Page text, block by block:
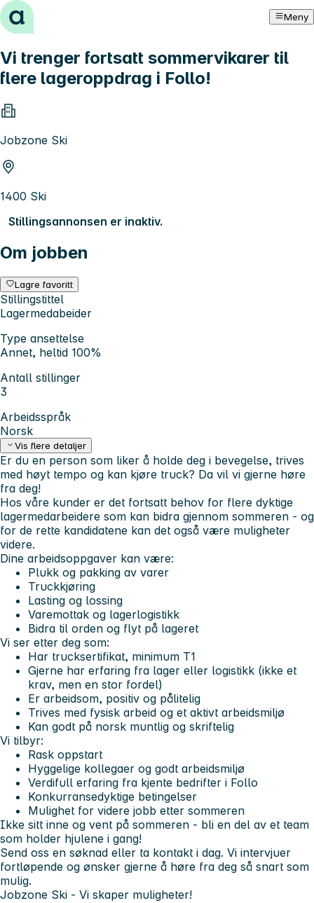
Hopp til innhold Meny
Vi trenger fortsatt sommervikarer til
flere lageroppdrag i Follo!
Jobzone Ski
1400 Ski
Stillingsannonsen er inaktiv.
Om jobben
Lagre favoritt
Stillingstittel
Lagermedabeider
Type ansettelse
Annet, heltid 100%
Antall stillinger
3
Arbeidsspråk
Norsk
Vis flere detaljer
Er du en person som liker å holde deg i bevegelse, trives
med høyt tempo og kan kjøre truck? Da vil vi gjerne høre
fra deg!
Hos våre kunder er det fortsatt behov for flere dyktige
lagermedarbeidere som kan bidra gjennom sommeren - og
for de rette kandidatene kan det også være muligheter
videre.
Dine arbeidsoppgaver kan være:
Plukk og pakking av varer
Truckkjøring
Lasting og lossing
Varemottak og lagerlogistikk
Bidra til orden og flyt på lageret
Vi ser etter deg som:
Har trucksertifikat, minimum T1
Gjerne har erfaring fra lager eller logistikk (ikke et
krav, men en stor fordel)
Er arbeidsom, positiv og pålitelig
Trives med fysisk arbeid og et aktivt arbeidsmiljø
Kan godt på norsk muntlig og skriftelig
Vi tilbyr:
Rask oppstart
Hyggelige kollegaer og godt arbeidsmiljø
Verdifull erfaring fra kjente bedrifter i Follo
Konkurransedyktige betingelser
Mulighet for videre jobb etter sommeren
Ikke sitt inne og vent på sommeren - bli en del av et team
som holder hjulene i gang!
Send oss en søknad eller ta kontakt i dag. Vi intervjuer
fortløpende og ønsker gjerne å høre fra deg så snart som
mulig.
Jobzone Ski - Vi skaper muligheter!